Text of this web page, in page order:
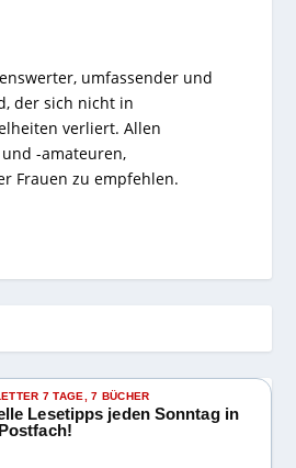
umfassender und
der sich nicht in
verliert. Allen
-amateuren,
Frauen zu empfehlen.
7 TAGE, 7 BÜCHER
Lesetipps jeden Sonntag in